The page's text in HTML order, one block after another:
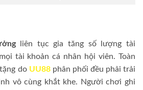
liên tục gia tăng số lượng tài
tài khoản cá nhân hội viên. Toàn
do UU88phân phối đều phải trải
vô cùng khắt khe. Người chơi ghi